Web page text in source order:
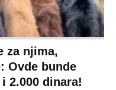
zadržana. Mondo inc.